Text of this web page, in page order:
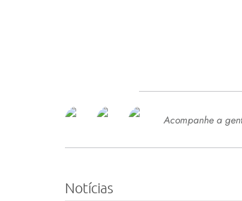
SERVIÇOS
SEMED
Acompanhe a
Notícias